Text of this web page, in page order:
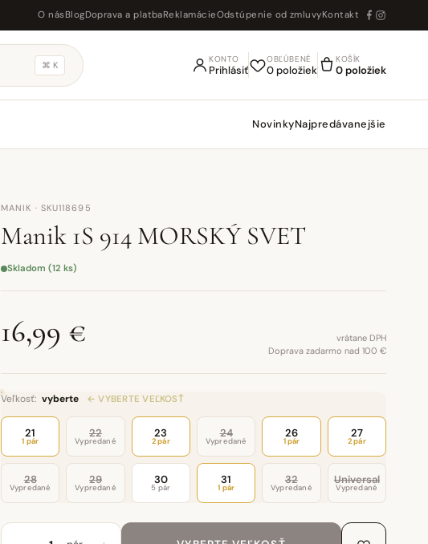
O nás BlogDoprava a platbaReklamácieOdstúpenie od zmluvyKontakt
⌘ K
KONTO
Prihlásiť
OBĽÚBENÉ
0 položiek
KOŠÍK
0 položiek
NovinkyNajpredávanejšie
MANIK · SKU118695
Manik 1S 914 MORSKÝ SVET
Skladom (12 ks)
16,99 €
vrátane DPH
Doprava zadarmo nad 100 €
Veľkosť: vyberte ← VYBERTE VEĽKOSŤ
21
1 pár
22
Vypredané
23
2 pár
24
Vypredané
26
1 pár
27
2 pár
28
Vypredané
29
Vypredané
30
5 pár
31
1 pár
32
Vypredané
Universal
Vypredané